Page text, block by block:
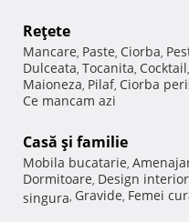
Reţete
Mancare, Paste, Ciorba,
Dulceata, Tocanita, Cocktail,
Maioneza, Pilaf, Ciorba
Ce mancam azi
Casă şi familie
Mobila bucatarie,
Dormitoare, Design interior
singura, Gravide, Femei